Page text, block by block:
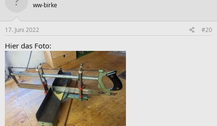
ww-birke
17. Juni 2022 #20
Hier das Foto: